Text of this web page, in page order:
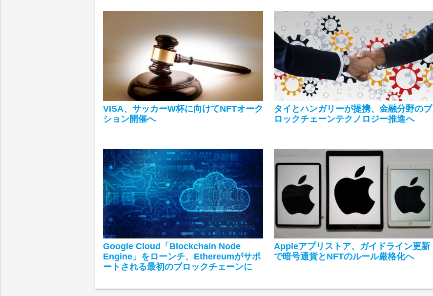
VISA、サッカーW杯に向けてNFTオーク
ション開催へ
タイとハンガリーが提携、金融分野のブ
ロックチェーンテクノロジー推進へ
Google Cloud「Blockchain Node
Engine」をローンチ、Ethereumがサポ
ートされる最初のブロックチェーンに
Appleアプリストア、ガイドライン更新
で暗号通貨とNFTのルール厳格化へ